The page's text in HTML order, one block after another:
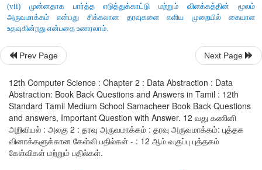
(i) List அமைப்பு கோவைகளை சதுர அடைப்புக்குறிக்குள்
பிரிக்கப்பட்டிருக்கும். இவ்கோவைகளை List literal என்று
List பல மதிப்புகளை சேமிக்கும் இம்மதிப்புகள்
அல்லது மற்றொரு லிஸ்டாகவும் இருக்கலாம்.
(ii) list-ன் உறுப்புகளை இரு வழியில் அணுகலாம். முதல்
பயன்படுத்தப்படும் பன்மடங்கு மதிப்பிருத்தல். இம்முறையில்,
பிரிக்கப்பட்டு, அனைத்து உறுப்புகளும் வேறு பெயர்களுடன்
1st := 10, 20
Prev Page Next Page
12th Computer Science : Chapter 2 : Data Abstraction : Data
Abstraction: Book Back Questions and Answers in Tamil : 12th
Standard Tamil Medium School Samacheer Book Back Questions
and answers, Important Question with Answer. 12 வது கணினி
அறிவியல் : அலகு 2 : தரவு அருவமாக்கம் : தரவு அருவமாக்கம்: புத்தக
வினாக்களுக்கான கேள்வி பதில்கள் - : 12 ஆம் வகுப்பு புத்தகம்
கேள்விகள் மற்றும் பதில்கள்.